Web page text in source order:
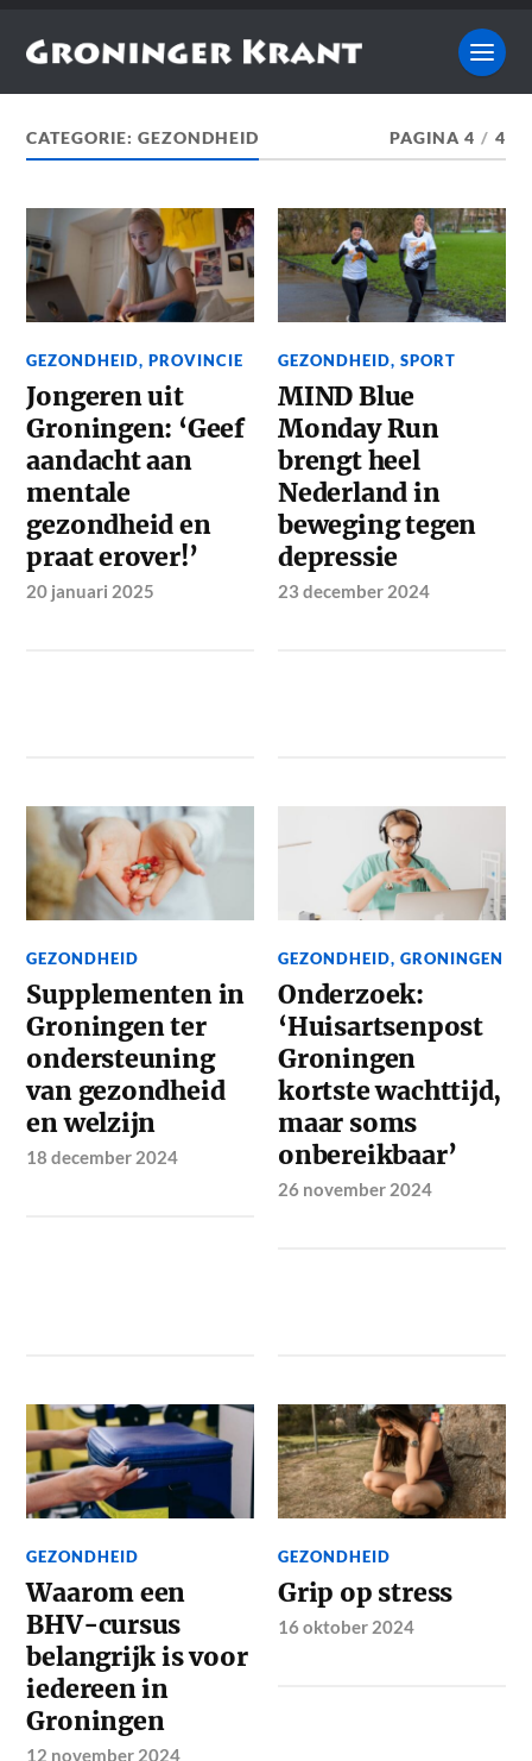
CATEGORIE:GEZONDHEID PAGINA 4 / 4
GEZONDHEID,PROVINCIE
Jongeren uit
Groningen: ‘Geef
aandacht aan
mentale
gezondheid en
praat erover!’
20 januari 2025
GEZONDHEID,SPORT
MIND Blue
Monday Run
brengt heel
Nederland in
beweging tegen
depressie
23 december 2024
GEZONDHEID
Supplementen in
Groningen ter
ondersteuning
van gezondheid
en welzijn
18 december 2024
GEZONDHEID,GRONINGEN
Onderzoek:
‘Huisartsenpost
Groningen
kortste wachttijd,
maar soms
onbereikbaar’
26 november 2024
GEZONDHEID
Waarom een
BHV-cursus
belangrijk is voor
iedereen in
Groningen
12 november 2024
GEZONDHEID
Grip op stress
16 oktober 2024